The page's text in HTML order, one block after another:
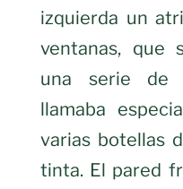
izquierda un
ventanas, que
una serie de
llamaba
varias botellas
tinta. El pared